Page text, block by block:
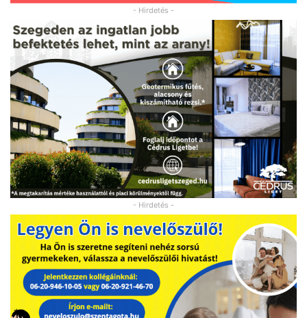
- Hirdetés -
- Hirdetés -